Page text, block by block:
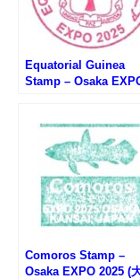
Equatorial Guinea
Stamp – Osaka
Comoros Stamp –
Osaka EXPO 2025 (